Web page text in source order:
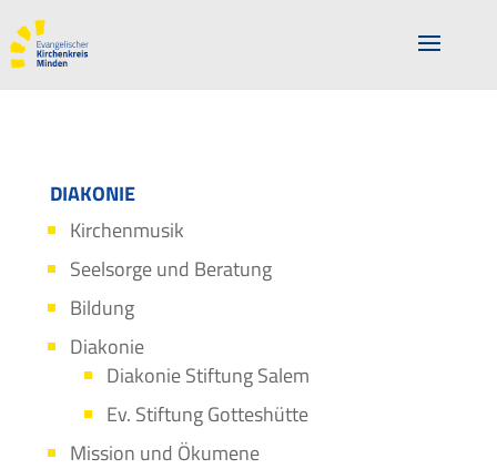
DIAKONIE
Kirchenmusik
Seelsorge und Beratung
Bildung
Diakonie
Diakonie Stiftung Salem
Ev. Stiftung Gotteshütte
Mission und Ökumene